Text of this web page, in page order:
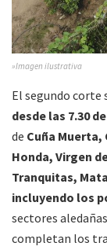
»Imagen ilustrativa
El segundo corte
desde las 7.30
de Cuña Muerta,
Honda, Virgen
Tranquitas,
incluyendo los
sectores
completan los